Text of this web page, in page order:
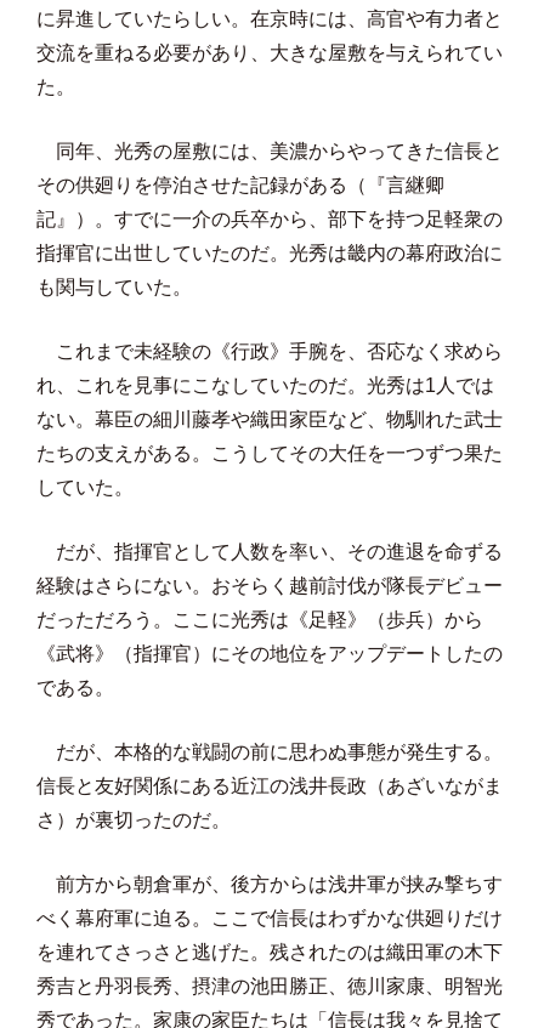
に昇進していたらしい。在京時には、高官や有力者と
交流を重ねる必要があり、大きな屋敷を与えられてい
た。
同年、光秀の屋敷には、美濃からやってきた信長と
その供廻りを停泊させた記録がある（『言継卿
記』）。すでに一介の兵卒から、部下を持つ足軽衆の
指揮官に出世していたのだ。光秀は畿内の幕府政治に
も関与していた。
これまで未経験の《行政》手腕を、否応なく求めら
れ、これを見事にこなしていたのだ。光秀は1人では
ない。幕臣の細川藤孝や織田家臣など、物馴れた武士
たちの支えがある。こうしてその大任を一つずつ果た
していた。
だが、指揮官として人数を率い、その進退を命ずる
経験はさらにない。おそらく越前討伐が隊長デビュー
だっただろう。ここに光秀は《足軽》（歩兵）から
《武将》（指揮官）にその地位をアップデートしたの
である。
だが、本格的な戦闘の前に思わぬ事態が発生する。
信長と友好関係にある近江の浅井長政（あざいながま
さ）が裏切ったのだ。
前方から朝倉軍が、後方からは浅井軍が挟み撃ちす
べく幕府軍に迫る。ここで信長はわずかな供廻りだけ
を連れてさっさと逃げた。残されたのは織田軍の木下
秀吉と丹羽長秀、摂津の池田勝正、徳川家康、明智光
秀であった。家康の家臣たちは「信長は我々を見捨て